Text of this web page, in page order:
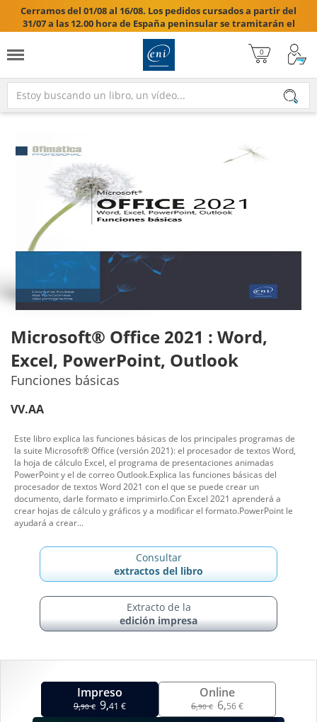
Cerramos del 01/08 al 16/08. Los pedidos cursados a partir del
31/07 a las 12.00 hora de España peninsular se tramitarán el
17/08/2026.

Microsoft® Office 2021 : Word,
Excel, PowerPoint, Outlook
Funciones básicas
VV.AA
Impreso
9,90 € 9,41 €
Online
6,90 € 6,56 €
Este libro explica las funciones básicas de los principales programas de
la suite Microsoft® Office (versión 2021): el procesador de textos Word,
la hoja de cálculo Excel, el programa de presentaciones animadas
PowerPoint y el de correo Outlook.Explica las funciones básicas del
procesador de textos Word 2021 con el que se puede crear un
documento, darle formato e imprimirlo.Con Excel 2021 aprenderá a
crear hojas de cálculo y gráficos y a modificar el formato.PowerPoint le
ayudará a crear...
Consultar
extractos del libro
Extracto de la
edición impresa